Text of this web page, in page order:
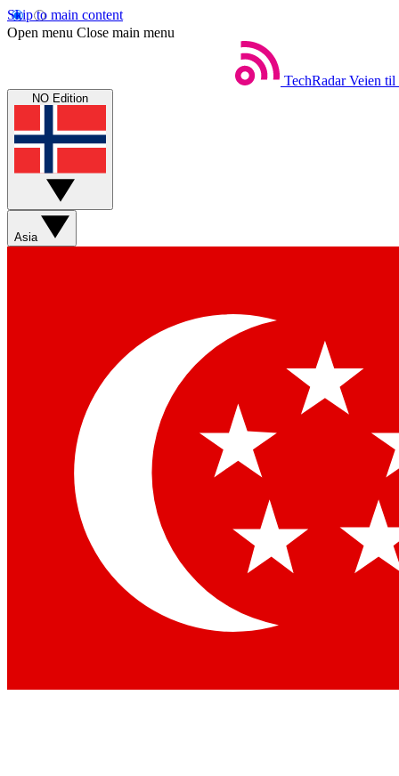
Skip to main content
Open menu Close main menu
TechRadar Veien til
NO Edition
Asia